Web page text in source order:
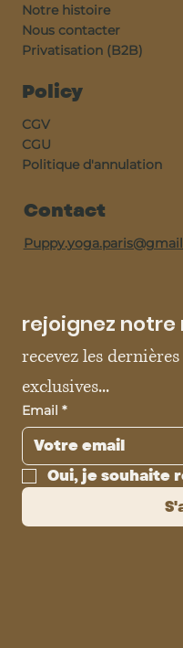
Notre histoire
Nous contacter
Privatisation (B2B)
Policy
CGV
CGU
Politique d'annulation
Contact
rejoignez
recevez les
exclusives...
Email *
Oui, je souhaite